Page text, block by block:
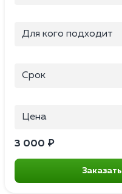
Для кого подходит
Срок
Цена
3 000 ₽
Заказать